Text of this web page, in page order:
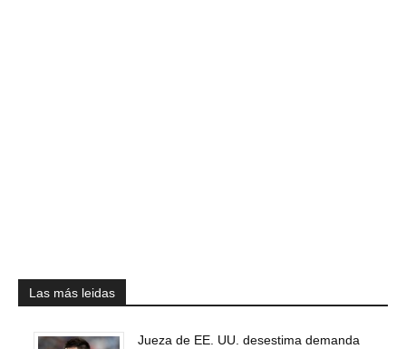
Las más leidas
Jueza de EE. UU. desestima demanda